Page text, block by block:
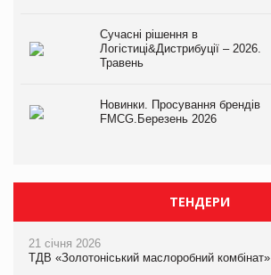
Сучасні рішення в
Логістиці&Дистрибуції – 2026.
Травень
Новинки. Просування брендів
FMCG.Березень 2026
ТЕНДЕРИ
21 січня 2026
ТДВ «Золотоніський маслоробний комбінат»